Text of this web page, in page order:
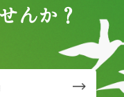
んか？